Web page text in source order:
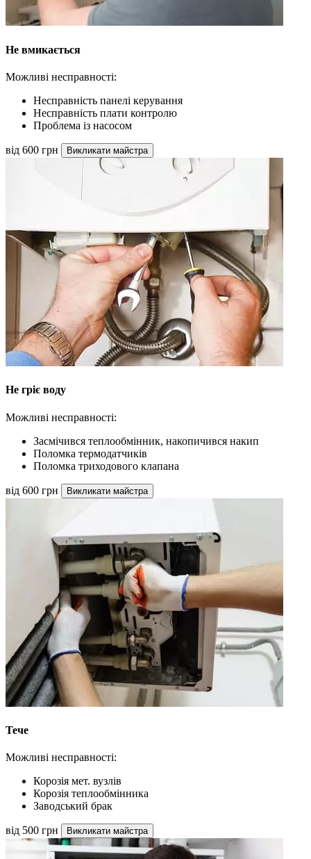
Не вмикається
Можливі несправності:
Несправність панелі керування
Несправність плати контролю
Проблема із насосом
від 600 грн Викликати майстра
Не гріє воду
Можливі несправності:
Засмічився теплообмінник, накопичився накип
Поломка термодатчиків
Поломка триходового клапана
від 600 грн Викликати майстра
Тече
Можливі несправності:
Корозія мет. вузлів
Корозія теплообмінника
Заводський брак
від 500 грн Викликати майстра